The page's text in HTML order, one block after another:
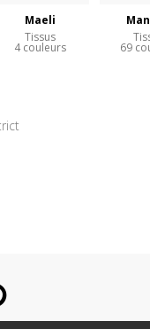
Maeli
Tissus
4 couleurs 69